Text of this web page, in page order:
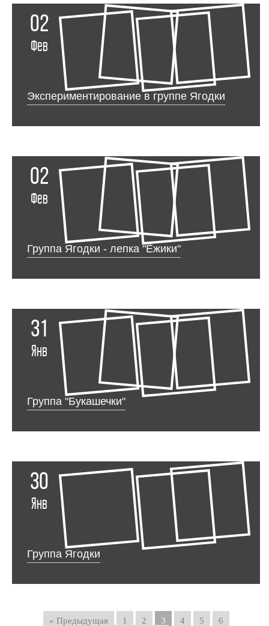
02
Фев
Экспериментирование в группе Ягодки
02
Фев
Группа Ягодки - лепка "Ёжики"
31
Янв
Группа "Букашечки"
30
Янв
Группа Ягодки
« Предыдущая 1 2 3 4 5
6